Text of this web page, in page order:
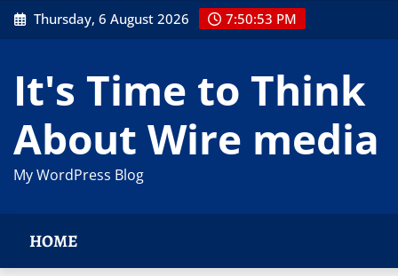
Skip
to
Thursday, 6 August 2026 7:50:54 PM
It's Time to Think
About Wire media
My WordPress Blog
HOME